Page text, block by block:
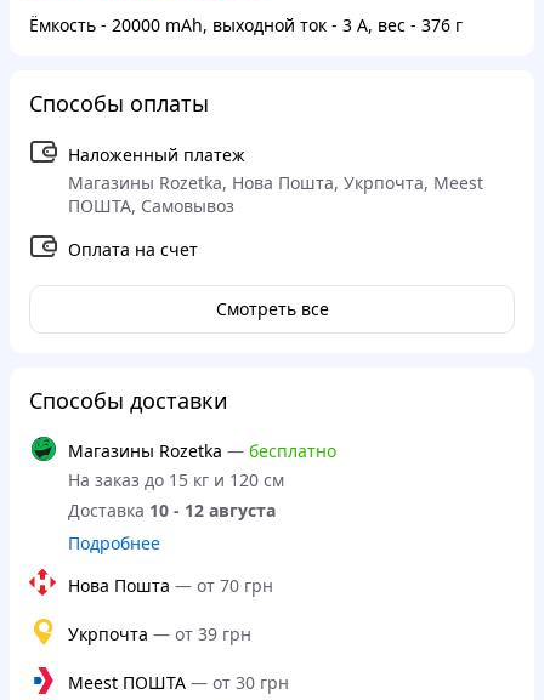
Ёмкость - 20000 mAh, выходной ток - 3 A, вес - 376 г
Способы оплаты
Наложенный платеж
Магазины Rozetka, Нова Пошта, Укрпочта, Meest
ПОШТА, Самовывоз
Оплата на счет
Смотреть все
Способы доставки
Магазины Rozetka — бесплатно
На заказ до 15 кг и 120 см
Доставка 10 - 12 августа
Подробнее
Нова Пошта — от 70 грн
Укрпочта — от 39 грн
Meest ПОШТА — от 30 грн